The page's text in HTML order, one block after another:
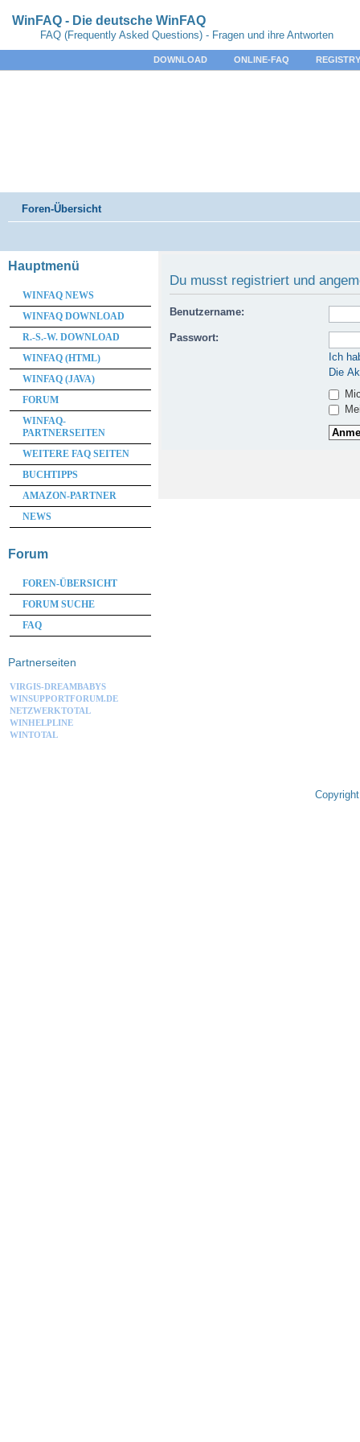
WinFAQ - Die deutsche WinFAQ
FAQ (Frequently Asked Questions) - Fragen und ihre Antworten
DOWNLOAD ONLINE-FAQ
Foren-Übersicht
Du musst registriert und
Benutzername:
Passwort:
Ich
Die
Hauptmenü
WINFAQ NEWS
WINFAQ DOWNLOAD
R.-S.-W. DOWNLOAD
WINFAQ (HTML)
WINFAQ (JAVA)
FORUM
WINFAQ-
PARTNERSEITEN
WEITERE FAQ SEITEN
BUCHTIPPS
AMAZON-PARTNER
NEWS
Forum
FOREN-ÜBERSICHT
FORUM SUCHE
FAQ
Partnerseiten
VIRGIS-DREAMBABYS
WINSUPPORTFORUM.DE
NETZWERKTOTAL
WINHELPLINE
WINTOTAL